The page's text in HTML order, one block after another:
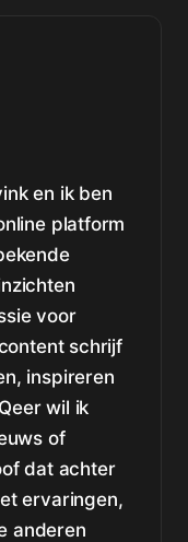
en ik ben
platform
voor
schrijf
inspireren
wil ik
of
dat achter
ervaringen,
anderen